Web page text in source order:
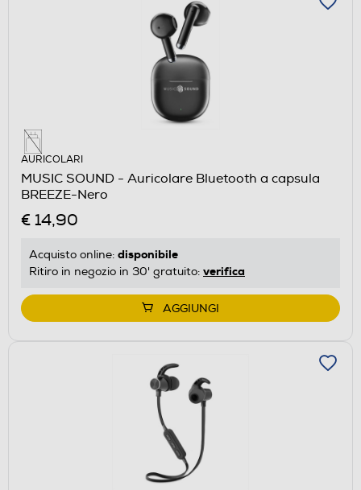
AURICOLARI
MUSIC SOUND - Auricolare Bluetooth a capsula
BREEZE-Nero
€ 14,90
Acquisto online: disponibile
Ritiro in negozio in 30' gratuito: verifica
AGGIUNGI